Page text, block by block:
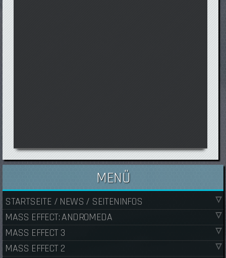
MENÜ
STARTSEITE / NEWS / SEITENINFOS
MASS EFFECT: ANDROMEDA
MASS EFFECT 3
MASS EFFECT 2